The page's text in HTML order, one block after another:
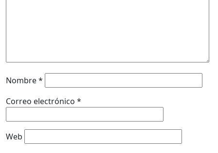
Nombre*
Correo electrónico *
Web